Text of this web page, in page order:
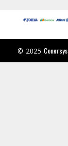
© 2025